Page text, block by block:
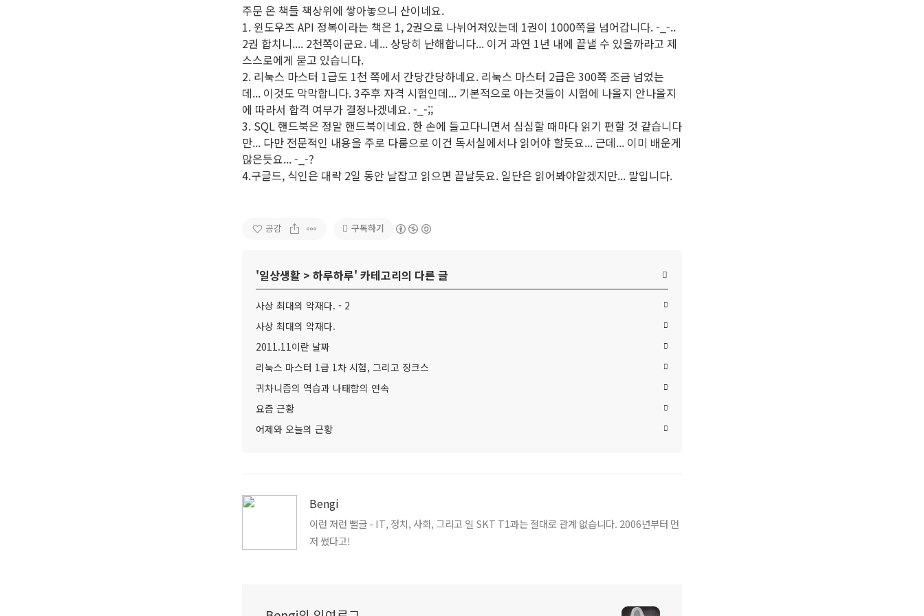
주문 온 책들 책상위에 쌓아놓으니 산이네요.
1. 윈도우즈 API 정복이라는 책은 1, 2권으로 나뉘어져있는데 1권이 1000쪽을 넘어갑니다. -_-..
2권 합치니.... 2천쪽이군요. 네... 상당히 난해합니다... 이거 과연 1년 내에 끝낼 수 있을까라고 제
스스로에게 묻고 있습니다.
2. 리눅스 마스터 1급도 1천 쪽에서 간당간당하네요. 리눅스 마스터 2급은 300쪽 조금 넘었는
데... 이것도 막막합니다. 3주후 자격 시험인데... 기본적으로 아는것들이 시험에 나올지 안나올지
에 따라서 합격 여부가 결정나겠네요. -_-;;
3. SQL 핸드북은 정말 핸드북이네요. 한 손에 들고다니면서 심심할 때마다 읽기 편할 것 같습니다
만... 다만 전문적인 내용을 주로 다룸으로 이건 독서실에서나 읽어야 할듯요... 근데... 이미 배운게
많은듯요... -_-?
4.구글드, 식인은 대략 2일 동안 날잡고 읽으면 끝날듯요. 일단은 읽어봐야알겠지만... 말입니다.
공감 구독하기
'일상생활 > 하루하루' 카테고리의 다른 글
사상 최대의 악재다. - 2
사상 최대의 악재다.
2011.11이란 날짜
리눅스 마스터 1급 1차 시험, 그리고 징크스
귀차니즘의 역습과 나태함의 연속
요즘 근황
어제와 오늘의 근황
Bengi
이런 저런 뻘글 - IT, 정치, 사회, 그리고 일 SKT T1과는 절대로 관계 없습니다. 2006년부터 먼
저 썼다고!